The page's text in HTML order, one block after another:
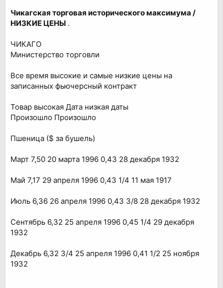
Чикагская торговая исторического максимума /
НИЗКИЕ ЦЕНЫ .
ЧИКАГО
Министерство торговли
Все время высокие и самые низкие цены на
записанных фьючерсный контракт
Товар высокая Дата низкая даты
Произошло Произошло
Пшеница ($ за бушель)
Март 7,50 20 марта 1996 0,43 28 декабря 1932
Май 7,17 29 апреля 1996 0,43 1/4 11 мая 1917
Июль 6,36 26 апреля 1996 0,43 3/8 28 декабря 1932
Сентябрь 6,32 25 апреля 1996 0,45 1/4 29 декабря
1932
Декабрь 6,32 3/4 25 апреля 1996 0,41 1/2 25 ноября
1932